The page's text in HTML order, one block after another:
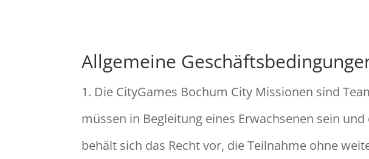
Allgemeine
1. Die CityGames Bochum City Missionen sind
müssen in Begleitung eines Erwachsenen sein
behält sich das Recht vor, die Teilnahme ohne